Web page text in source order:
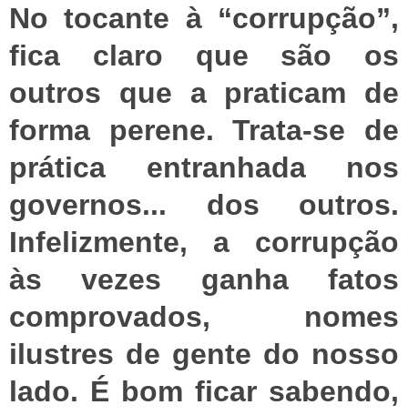
No tocante à “corrupção”,
fica claro que são os
outros que a praticam de
forma perene. Trata-se de
prática entranhada nos
governos... dos outros.
Infelizmente, a corrupção
às vezes ganha fatos
comprovados, nomes
ilustres de gente do nosso
lado. É bom ficar sabendo,